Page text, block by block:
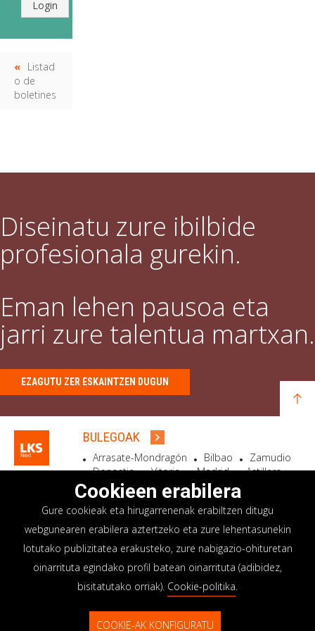
Login
Listad
o de
boletines
Diseinatu zure ibilbide
profesionala gurekin.
Eman lehen pausoa eta
jarri zure talentua martxan.
EZAGUTU ZER ESKAINTZEN DUGUN
BULEGOAK
Arrasate-Mondragón Bilbao
Zamudio
Donostia
Vitoria Madrid
Astillero
Bidart
EGOITZA SOZIALA
Goiru, 7 Arrasate-Mondragón
CP 20500 GIPUZKOA – SPAIN
+34 900 84 14 14
info@lksnext.com
Cookieen erabilera
Gure cookieak eta hirugarrenenak erabiltzen ditugu
webgunearen erabilera aztertzeko eta zure lehentasunekin
lotutako publizitatea erakusteko, zure nabigazio-ohituretan
oinarrituta egindako profil batean oinarrituta (adibidez,
bisitatutako orriak). Cookie-politika.
COOKIE-AK KONFIGURATU